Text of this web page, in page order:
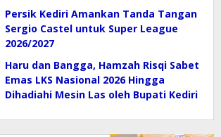
Persik Kediri Amankan Tanda Tangan
Sergio Castel untuk Super League
2026/2027
Haru dan Bangga, Hamzah Risqi Sabet
Emas LKS Nasional 2026 Hingga
Dihadiahi Mesin Las oleh Bupati Kediri